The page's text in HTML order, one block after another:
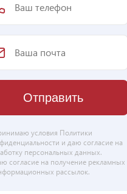
Отправить
условия Политики
и даю согласие на
персональных данных.
согласие на получение рекламных
рассылок.